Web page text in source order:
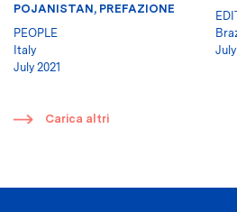
POJANISTAN, PREFAZIONE
PEOPLE
Italy
July 2021
July
​ Carica altri